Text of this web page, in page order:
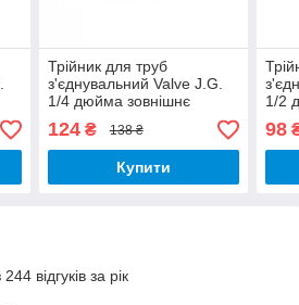
Трійник для труб
з'єднувальний Valve J.G.
1/4 дюйма зовнішнє
124₴ 138 ₴
Купити
1/2
98
відгуків за рік